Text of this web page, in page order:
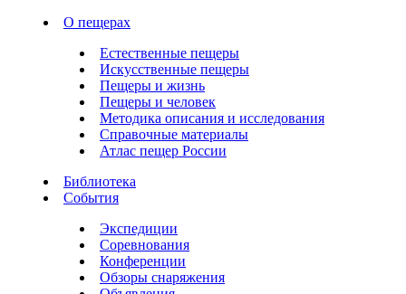
О пещерах
Естественные пещеры
Искусственные пещеры
Пещеры и жизнь
Пещеры и человек
Методика описания и исследования
Справочные материалы
Атлас пещер России
Библиотека
События
Экспедиции
Соревнования
Конференции
Обзоры снаряжения